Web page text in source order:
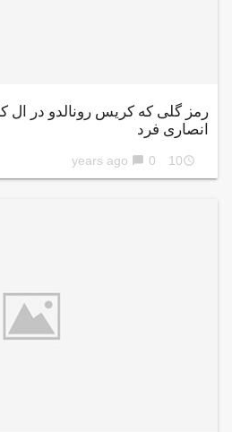
رمز گلی که کریس رونالدو در ال
انصاری فرد
access_time
10 years ago
chat_bubble 0